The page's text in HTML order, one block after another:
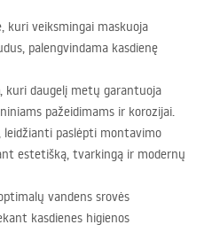
kuri veiksmingai maskuoja
palengvindama kasdienę
, kuri daugelį metų garantuoja
pažeidimams ir korozijai.
leidžianti paslėpti montavimo
estetišką, tvarkingą ir modernų
vandens srovės
kasdienes higienos